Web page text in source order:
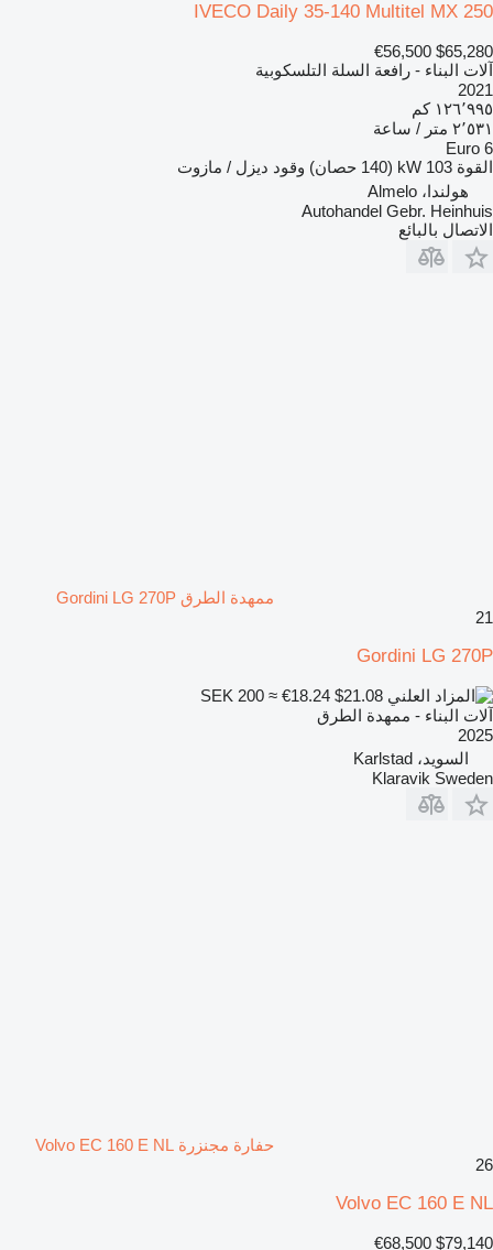
IVECO Daily 35-140 Multitel MX 250
$65,280
€56,500
آلات البناء - رافعة السلة التلسكوبية
2021
١٢٦٬٩٩٥ كم
٢٬٥٣١ متر / ساعة
Euro 6
القوة 103 kW (140 حصان) وقود ديزل / مازوت
هولندا، Almelo
Autohandel Gebr. Heinhuis
الاتصال بالبائع
ممهدة الطرق Gordini LG 270P
21
Gordini LG 270P
SEK 200 ≈ €18.24
آلات البناء - ممهدة الطرق
2025
السويد، Karlstad
Klaravik Sweden
حفارة مجنزرة Volvo EC 160 E NL
26
Volvo EC 160 E NL
$79,140
€68,500